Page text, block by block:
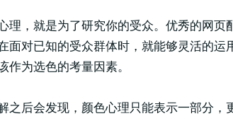
理，就是为了研究你的受众。优秀的网
面对已知的受众群体时，就能够灵活的
作为选色的考量因素。
之后会发现，颜色心理只能表示一部分